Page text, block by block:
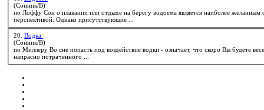
(Сонник/В)
по ЛоффуСон о плавании или отдыхе на берегу водоема является наиболее
перспективой. Однако присутствующие ...
20.Водка
(Сонник/В)
по Миллеру Во сне попасть под воздействие водки - означает, что скоро Вы
напрасно потраченного ...